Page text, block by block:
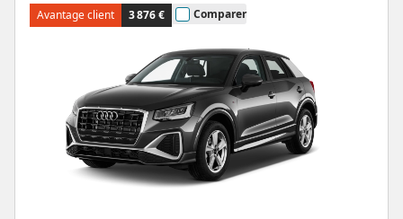
que vous pensez parcourir, le montant de votre apport (facultatif) et les options
auxquelles vous souhaitez souscrire (extension de garantie Plan+ et contrat
obtenir son accord et une fois votre auto disponible un rendez-vous afin de
récupérer votre SUV compact urbain Audi Q2 35 tdi 150 s tronic 7 quattro au
point relais le plus proche. Contactez-nous pour recevoir une offre
personnalisée. Notrepage dédiée sur l'Audi Q2vous donner plus d’infos sur ce
Nos offres Audi Q2 en location loa / ldd
Avantage client 3 876 € Comparer